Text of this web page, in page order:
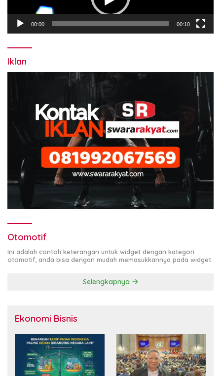
00:00 00:10
Iklan
Otomotif
Ini adalah contoh keterangan untuk widget dengan kategori
otomotif, anda bisa dengan mudah memasukkannya pada widget.
Selengkapnya
Ekonomi Bisnis